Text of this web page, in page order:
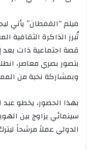
فيلم “القفطان” يأتي
تُبرز الذاكرة الثقافية
قصة اجتماعية ذات بعد
بتصور بصري معاصر،
وبمشاركة نخبة من
بهذا الحضور، يخطو
سينمائي يزاوج بين
الدولي عملاً مرشحاً